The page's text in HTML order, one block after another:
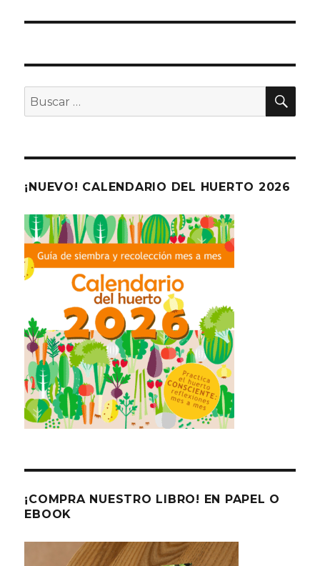
Buscar
por:
¡NUEVO! CALENDARIO DEL HUERTO 2026
¡COMPRA NUESTRO LIBRO! EN PAPEL O
EBOOK